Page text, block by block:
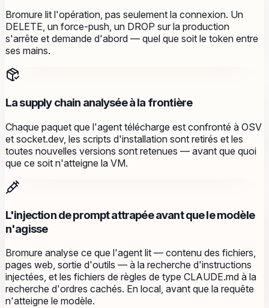
Bromure lit l'opération, pas seulement la connexion. Un
DELETE, un force-push, un DROP sur la production
s'arrête et demande d'abord — quel que soit le token entre
ses mains.
La supply chain analysée à la frontière
Chaque paquet que l'agent télécharge est confronté à OSV
et socket.dev, les scripts d'installation sont retirés et les
toutes nouvelles versions sont retenues — avant que quoi
que ce soit n'atteigne la VM.
L'injection de prompt attrapée avant que le modèle
n'agisse
Bromure analyse ce que l'agent lit — contenu des fichiers,
pages web, sortie d'outils — à la recherche d'instructions
injectées, et les fichiers de règles de type CLAUDE.md à la
recherche d'ordres cachés. En local, avant que la requête
n'atteigne le modèle.